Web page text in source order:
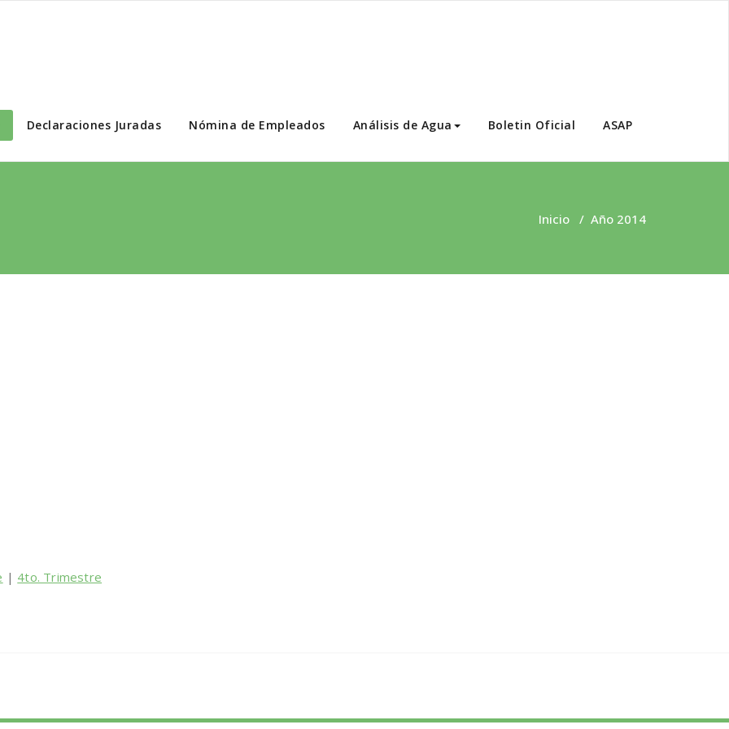
Declaraciones Juradas Nómina de Empleados Análisis de Agua Boletin Oficial ASAP
Inicio / Año 2014
| 4to. Trimestre